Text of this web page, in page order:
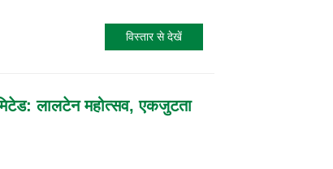
विस्तार से देखें
लालटेन महोत्सव, एकजुटता